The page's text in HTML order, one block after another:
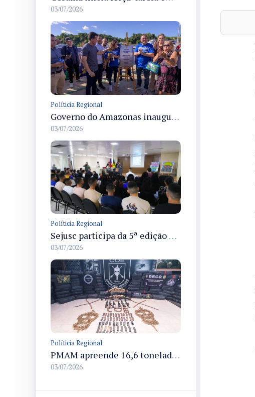
03/07/2026
Políticia Regional
Governo do Amazonas inaugura primeiro Castramóvel Fluvial para atendimento veterinário às comunidades ribeirinhas e castração gratuita
03/07/2026
Políticia Regional
Sejusc participa da 5ª edição do Caminhos Literários com foco na cultura hip-hop nas unidades socioeducativas
03/07/2026
Políticia Regional
PMAM apreende 16,6 toneladas de entorpecentes e registra aumento nas prisões em flagrante e nas capturas de foragidos no primeiro semestre de 2026
03/07/2026